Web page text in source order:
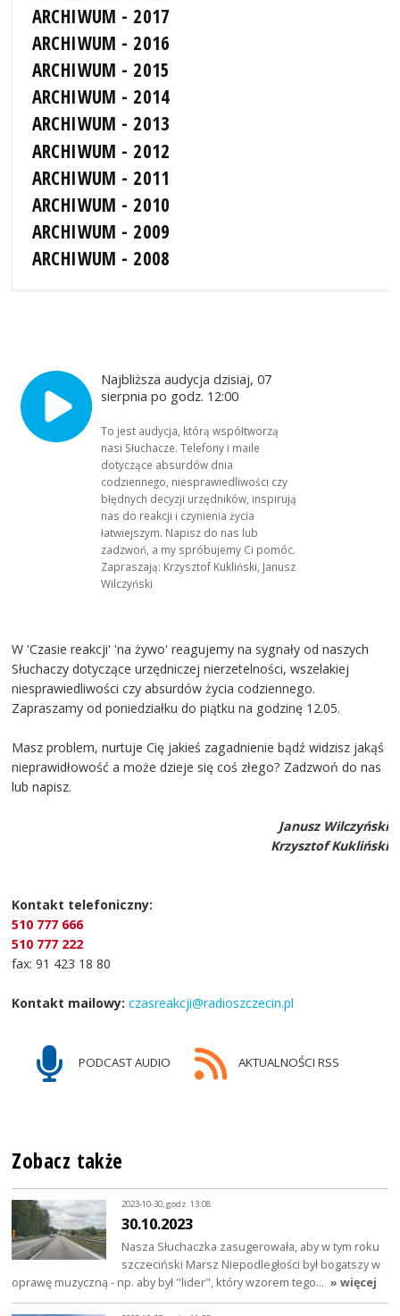
ARCHIWUM - 2017
ARCHIWUM - 2016
ARCHIWUM - 2015
ARCHIWUM - 2014
ARCHIWUM - 2013
ARCHIWUM - 2012
ARCHIWUM - 2011
ARCHIWUM - 2010
ARCHIWUM - 2009
ARCHIWUM - 2008
Najbliższa audycja dzisiaj, 07
sierpnia po godz. 12:00
To jest audycja, którą współtworzą
nasi Słuchacze. Telefony i maile
dotyczące absurdów dnia
codziennego, niesprawiedliwości czy
błędnych decyzji urzędników, inspirują
nas do reakcji i czynienia życia
łatwiejszym. Napisz do nas lub
zadzwoń, a my spróbujemy Ci pomóc.
Zapraszają: Krzysztof Kukliński, Janusz
Wilczyński
W 'Czasie reakcji' 'na żywo' reagujemy na sygnały od naszych
Słuchaczy dotyczące urzędniczej nierzetelności, wszelakiej
niesprawiedliwości czy absurdów życia codziennego.
Zapraszamy od poniedziałku do piątku na godzinę 12.05.
Masz problem, nurtuje Cię jakieś zagadnienie bądź widzisz jakąś
nieprawidłowość a może dzieje się coś złego? Zadzwoń do nas
lub napisz.
Janusz Wilczyński
Krzysztof Kukliński
Kontakt telefoniczny:
510 777 666
510 777 222
fax: 91 423 18 80
Kontakt mailowy: czasreakcji@radioszczecin.pl
PODCAST AUDIO AKTUALNOŚCI RSS
Zobacz także
2023-10-30, godz. 13:08
30.10.2023
Nasza Słuchaczka zasugerowała, aby w tym roku
szczeciński Marsz Niepodległości był bogatszy w
oprawę muzyczną - np. aby był "lider", który wzorem tego… » więcej